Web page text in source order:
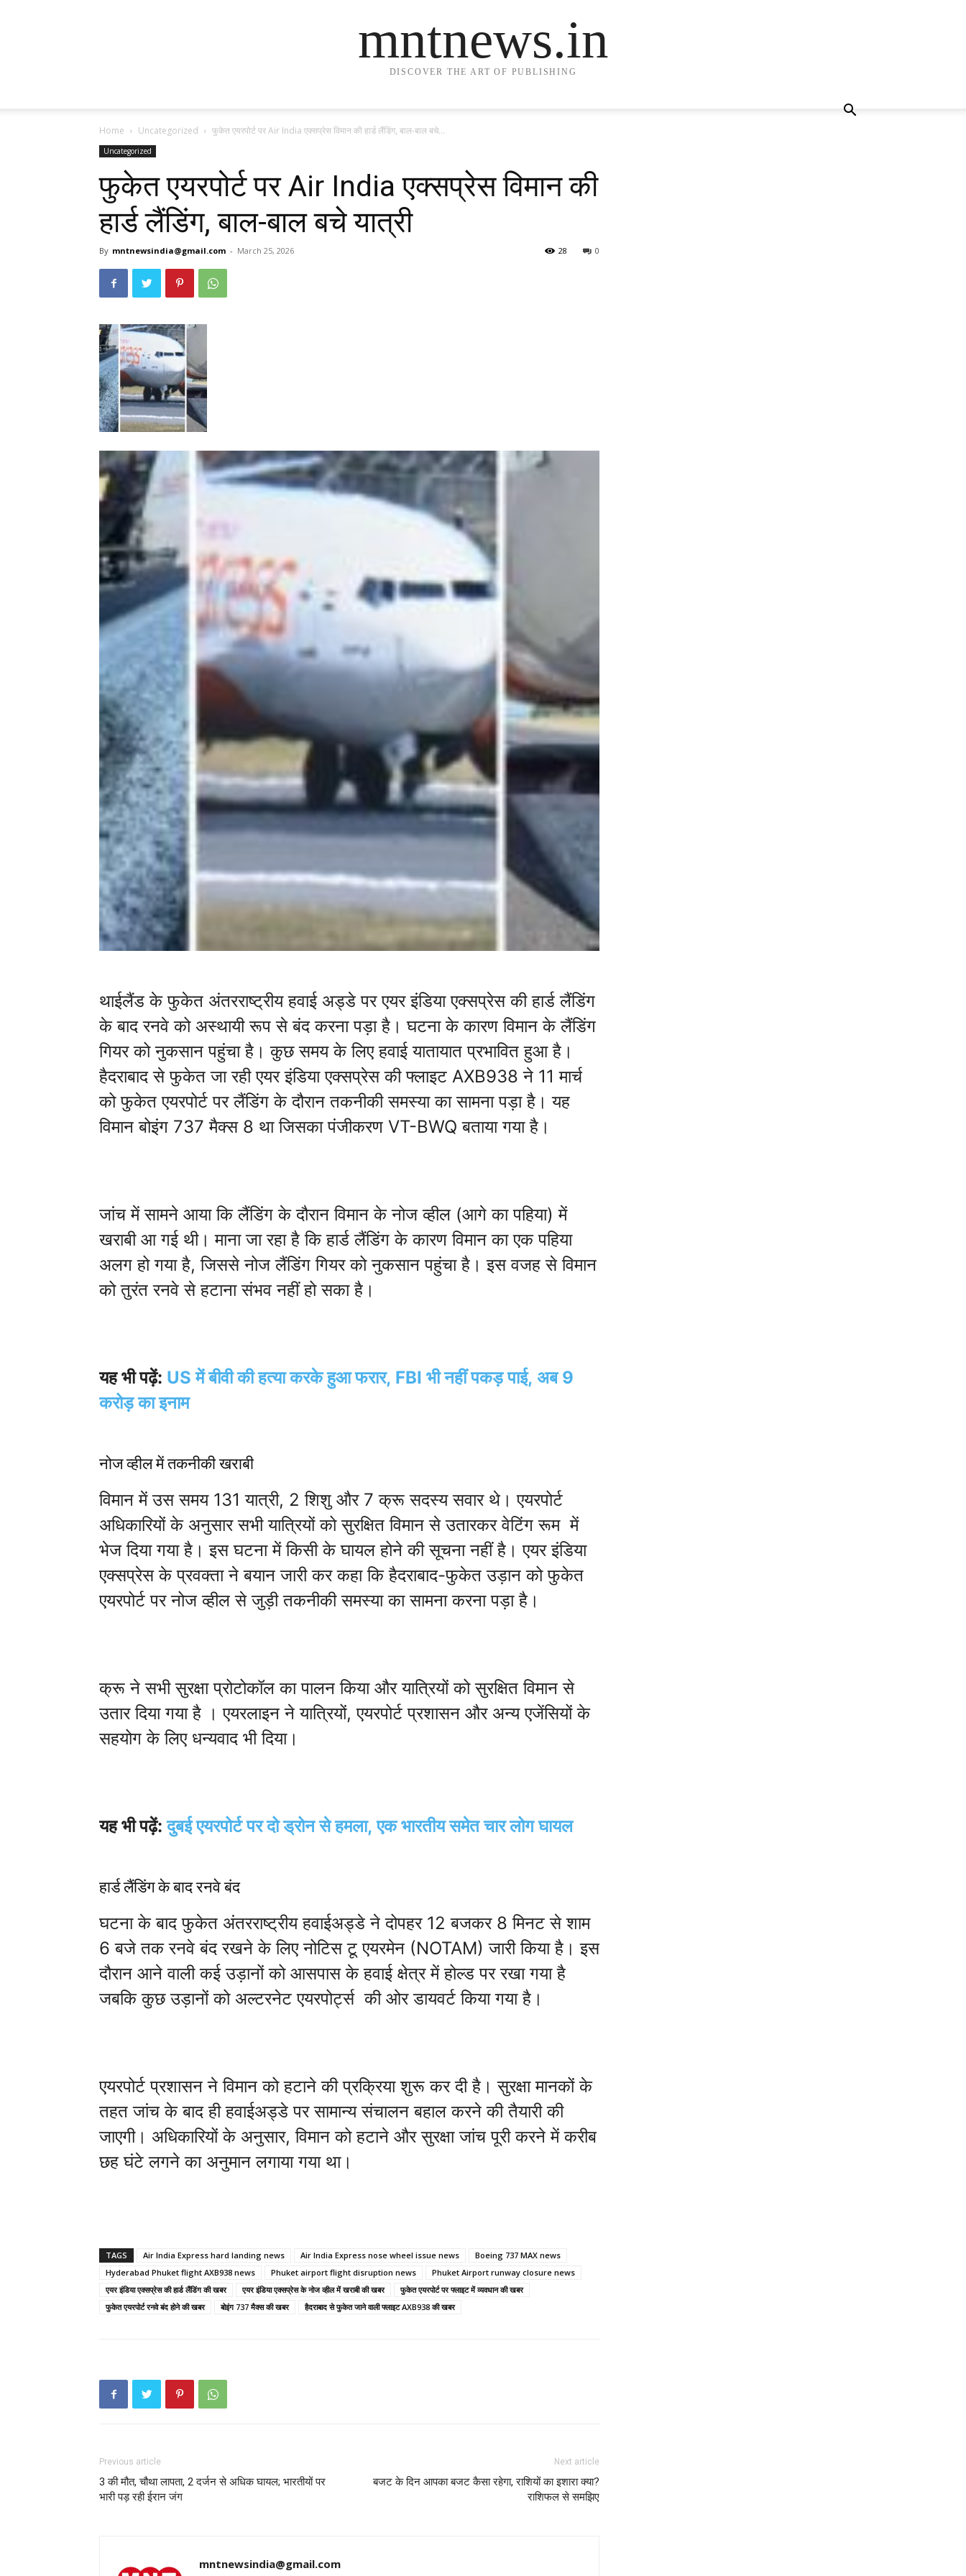
mntnews.in
DISCOVER THE ART OF PUBLISHING
Home Uncategorized फुकेत एयरपोर्ट पर Air India एक्सप्रेस विमान की हार्ड लैंडिंग, बाल-बाल बचे...
Uncategorized
फुकेत एयरपोर्ट पर Air India एक्सप्रेस विमान की
हार्ड लैंडिंग, बाल-बाल बचे यात्री
By mntnewsindia@gmail.com - March 25, 2026 0
28
थाईलैंड के फुकेत अंतरराष्ट्रीय हवाई अड्डे पर एयर इंडिया एक्सप्रेस की हार्ड लैंडिंग
के बाद रनवे को अस्थायी रूप से बंद करना पड़ा है। घटना के कारण विमान के लैंडिंग
गियर को नुकसान पहुंचा है। कुछ समय के लिए हवाई यातायात प्रभावित हुआ है।
हैदराबाद से फुकेत जा रही एयर इंडिया एक्सप्रेस की फ्लाइट AXB938 ने 11 मार्च
को फुकेत एयरपोर्ट पर लैंडिंग के दौरान तकनीकी समस्या का सामना पड़ा है। यह
विमान बोइंग 737 मैक्स 8 था जिसका पंजीकरण VT-BWQ बताया गया है।
जांच में सामने आया कि लैंडिंग के दौरान विमान के नोज व्हील (आगे का पहिया) में
खराबी आ गई थी। माना जा रहा है कि हार्ड लैंडिंग के कारण विमान का एक पहिया
अलग हो गया है, जिससे नोज लैंडिंग गियर को नुकसान पहुंचा है। इस वजह से विमान
को तुरंत रनवे से हटाना संभव नहीं हो सका है।
यह भी पढ़ें: US में बीवी की हत्या करके हुआ फरार, FBI भी नहीं पकड़ पाई, अब 9
करोड़ का इनाम
नोज व्हील में तकनीकी खराबी
विमान में उस समय 131 यात्री, 2 शिशु और 7 क्रू सदस्य सवार थे। एयरपोर्ट
अधिकारियों के अनुसार सभी यात्रियों को सुरक्षित विमान से उतारकर वेटिंग रूम में
भेज दिया गया है। इस घटना में किसी के घायल होने की सूचना नहीं है। एयर इंडिया
एक्सप्रेस के प्रवक्ता ने बयान जारी कर कहा कि हैदराबाद-फुकेत उड़ान को फुकेत
एयरपोर्ट पर नोज व्हील से जुड़ी तकनीकी समस्या का सामना करना पड़ा है।
क्रू ने सभी सुरक्षा प्रोटोकॉल का पालन किया और यात्रियों को सुरक्षित विमान से
उतार दिया गया है । एयरलाइन ने यात्रियों, एयरपोर्ट प्रशासन और अन्य एजेंसियों के
सहयोग के लिए धन्यवाद भी दिया।
यह भी पढ़ें:दुबई एयरपोर्ट पर दो ड्रोन से हमला, एक भारतीय समेत चार लोग घायल
हार्ड लैंडिंग के बाद रनवे बंद
घटना के बाद फुकेत अंतरराष्ट्रीय हवाईअड्डे ने दोपहर 12 बजकर 8 मिनट से शाम
6 बजे तक रनवे बंद रखने के लिए नोटिस टू एयरमेन (NOTAM) जारी किया है। इस
दौरान आने वाली कई उड़ानों को आसपास के हवाई क्षेत्र में होल्ड पर रखा गया है
जबकि कुछ उड़ानों को अल्टरनेट एयरपोर्ट्स की ओर डायवर्ट किया गया है।
एयरपोर्ट प्रशासन ने विमान को हटाने की प्रक्रिया शुरू कर दी है। सुरक्षा मानकों के
तहत जांच के बाद ही हवाईअड्डे पर सामान्य संचालन बहाल करने की तैयारी की
जाएगी। अधिकारियों के अनुसार, विमान को हटाने और सुरक्षा जांच पूरी करने में करीब
छह घंटे लगने का अनुमान लगाया गया था।
TAGS Air India Express hard landing news Air India Express nose wheel issue news
Boeing 737 MAX news
Hyderabad Phuket flight AXB938 news
Phuket airport flight disruption news
Phuket Airport runway closure news
एयर इंडिया एक्सप्रेस की हार्ड लैंडिंग की खबर
एयर इंडिया एक्सप्रेस के नोज व्हील में खराबी की खबर
फुकेत एयरपोर्ट पर फ्लाइट में व्यवधान की खबर
फुकेत एयरपोर्ट रनवे बंद होने की खबर
बोइंग 737 मैक्स की खबर हैदराबाद से फुकेत जाने वाली फ्लाइट AXB938 की खबर
Previous article
3 की मौत, चौथा लापता, 2 दर्जन से अधिक घायल; भारतीयों पर
भारी पड़ रही ईरान जंग
Next article
बजट के दिन आपका बजट कैसा रहेगा, राशियों का इशारा क्या?
राशिफल से समझिए
mntnewsindia@gmail.com